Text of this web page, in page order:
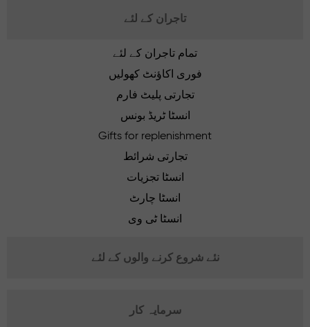
تاجران کے لئے
تمام تاجران کے لئے
فوری اکاؤنٹ کھولیں
تجارتی پلیٹ فارم
انسٹا ٹریڈ بونس
Gifts for replenishment
تجارتی شرائط
انسٹا تجزیات
انسٹا چارٹ
انسٹا ٹی وی
نئے شروع کرنے والوں کے لئے
سرمایہ کار